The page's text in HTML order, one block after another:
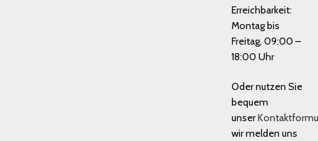
Erreichbarkeit:
Montag bis
Freitag, 09:00 –
18:00 Uhr
Oder nutzen Sie
bequem
unser
wir melden uns